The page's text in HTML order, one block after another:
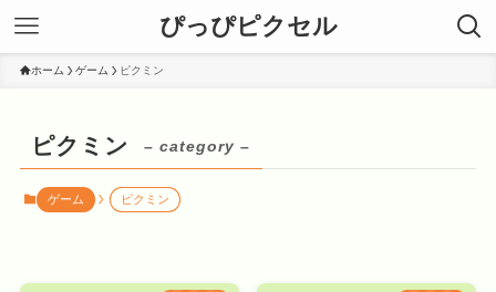
ぴっぴピクセル
ホーム ゲーム ピクミン
ピクミン – category –
ゲーム ピクミン